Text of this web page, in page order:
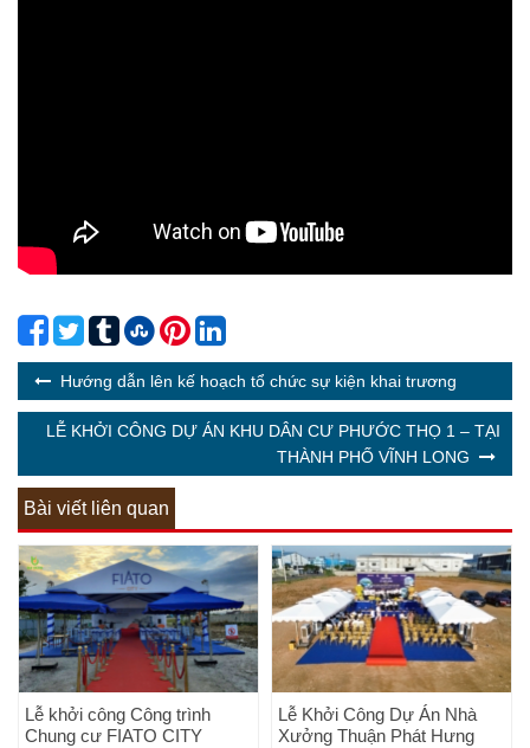
Hướng dẫn lên kế hoạch tổ chức sự kiện khai trương
LỄ KHỞI CÔNG DỰ ÁN KHU DÂN CƯ PHƯỚC THỌ 1 – TẠI
THÀNH PHỐ VĨNH LONG
Bài viết liên quan
Lễ khởi công Công trình
Chung cư FIATO CITY
Lễ Khởi Công Dự Án Nhà
Xưởng Thuận Phát Hưng